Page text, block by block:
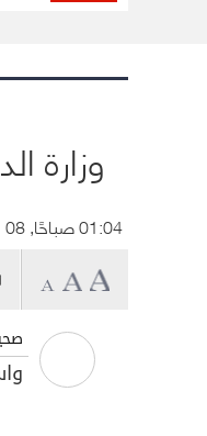
وزارة
01:04 صباحًا, 08 Mar 2021